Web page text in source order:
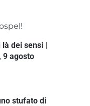
dei sensi |
9 agosto
stufato di